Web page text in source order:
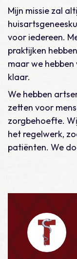
Mijn missie zal
voor iedereen.
praktijken
maar we hebben
klaar.
We hebben
zetten voor
zorgbehoefte.
het regelwerk,
patiënten. We